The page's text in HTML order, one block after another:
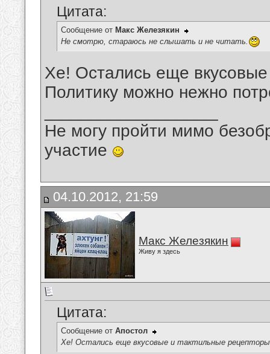
Цитата:
Сообщение от Макс Железякин
Не смотрю, стараюсь не слышать и не читать.
Хе! Остались еще
Политику можно нежно
Не могу пройти мимо
участие
04.10.2012, 21:59
Макс Железякин
Живу я здесь
Цитата:
Сообщение от Апостол
Хе! Остались еще вкусовые и тактильные